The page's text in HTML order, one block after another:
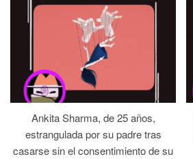
Ankita Sharma, de 25 años,
estrangulada por su padre tras
casarse sin el consentimiento de su